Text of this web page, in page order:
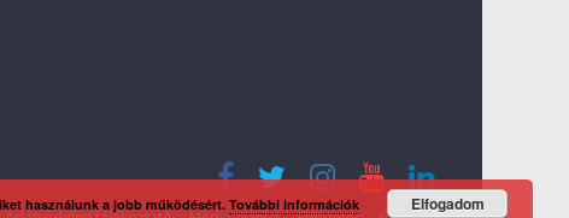
használunk a jobb működésért. További információk Elfogadom